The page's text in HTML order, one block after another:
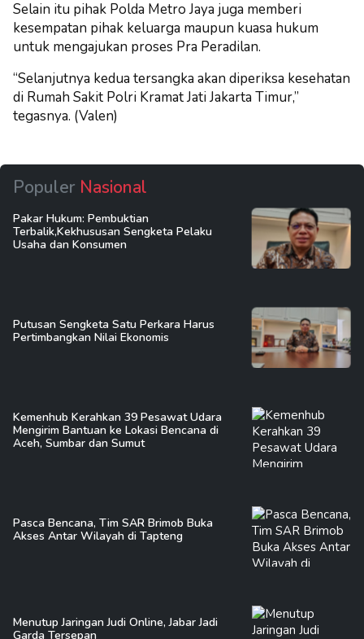
Selain itu pihak Polda Metro Jaya juga memberi
kesempatan pihak keluarga maupun kuasa hukum
untuk mengajukan proses Pra Peradilan.
“Selanjutnya kedua tersangka akan diperiksa kesehatan
di Rumah Sakit Polri Kramat Jati Jakarta Timur,”
tegasnya. (Valen)
Populer Nasional
Pakar Hukum: Pembuktian
Terbalik,Kekhususan Sengketa Pelaku
Usaha dan Konsumen
Putusan Sengketa Satu Perkara Harus
Pertimbangkan Nilai Ekonomis
Kemenhub Kerahkan 39 Pesawat Udara
Mengirim Bantuan ke Lokasi Bencana di
Aceh, Sumbar dan Sumut
Pasca Bencana, Tim SAR Brimob Buka
Akses Antar Wilayah di Tapteng
Menutup Jaringan Judi Online, Jabar Jadi
Garda Tersepan